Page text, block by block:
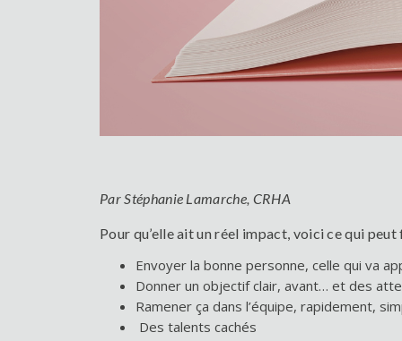
Par Stéphanie Lamarche, CRHA
Pour qu’elle ait un réel impact, voici ce qui
Envoyer la bonne personne, celle qui va
Donner un objectif clair, avant… et des
Ramener ça dans l’équipe, rapidement,
Des talents cachés